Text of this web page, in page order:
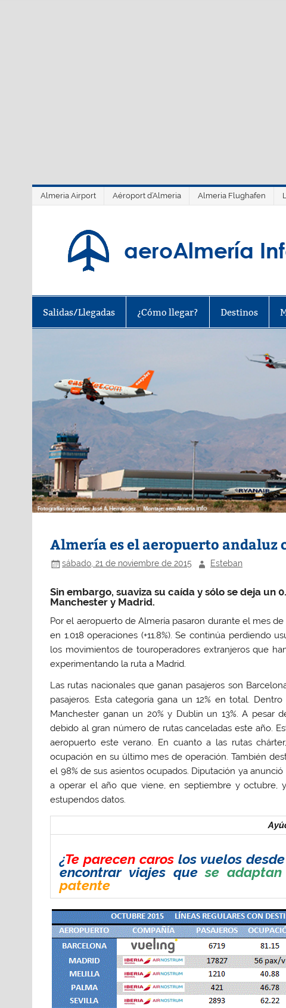
contenido
Almeria Airport Aéroport d’Almeria Almeria Flughafen
Salidas/Llegadas ¿Cómo llegar? Destinos
Almería es el aeropuerto andaluz
sábado, 21 de noviembre de 2015 Esteban
Sin embargo, suaviza su caída y sólo se deja un
Manchester y Madrid.
Por el aeropuerto de Almería pasaron durante el mes
en 1.018 operaciones (+11.8%). Se continúa perdiendo
los movimientos de touroperadores extranjeros que
experimentando la ruta a Madrid.
Las rutas nacionales que ganan pasajeros son
pasajeros. Esta categoría gana un 12% en total.
Manchester ganan un 20% y Dublin un 13%. A pesar
debido al gran número de rutas canceladas este año.
aeropuerto este verano. En cuanto a las rutas
ocupación en su último mes de operación. También
el 98% de sus asientos ocupados. Diputación ya
a operar el año que viene, en septiembre y octubre,
estupendos datos.
¿Te parecen caros los vuelos
encontrar viajes quese
patente